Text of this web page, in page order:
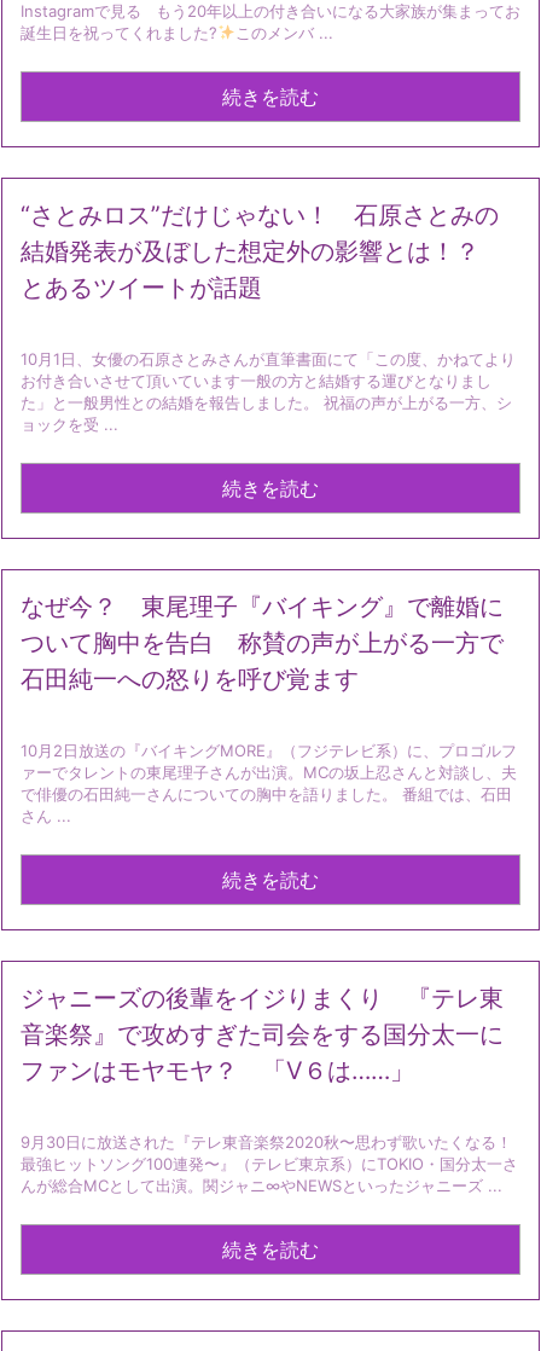
Instagramで見る もう20年以上の付き合いになる大家族が集まってお
誕生日を祝ってくれました?
このメンバ ...
続きを読む
“さとみロス”だけじゃない！ 石原さとみの
結婚発表が及ぼした想定外の影響とは！？
とあるツイートが話題
10月1日、女優の石原さとみさんが直筆書面にて「この度、かねてより
お付き合いさせて頂いています一般の方と結婚する運びとなりまし
た」と一般男性との結婚を報告しました。 祝福の声が上がる一方、シ
ョックを受 ...
続きを読む
なぜ今？ 東尾理子『バイキング』で離婚に
ついて胸中を告白 称賛の声が上がる一方で
石田純一への怒りを呼び覚ます
10月2日放送の『バイキングMORE』（フジテレビ系）に、プロゴルフ
ァーでタレントの東尾理子さんが出演。MCの坂上忍さんと対談し、夫
で俳優の石田純一さんについての胸中を語りました。 番組では、石田
さん ...
続きを読む
ジャニーズの後輩をイジりまくり 『テレ東
音楽祭』で攻めすぎた司会をする国分太一に
ファンはモヤモヤ？ 「V６は……」
9月30日に放送された『テレ東音楽祭2020秋〜思わず歌いたくなる！
最強ヒットソング100連発〜』（テレビ東京系）にTOKIO・国分太一さ
んが総合MCとして出演。関ジャニ∞やNEWSといったジャニーズ ...
続きを読む